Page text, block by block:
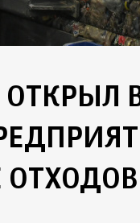
ОТКРЫЛ
ОТХОДОВ